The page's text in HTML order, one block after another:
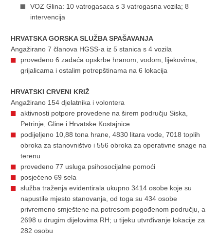
VOZ Glina: 10 vatrogasaca s 3 vatrogasna vozila; 8
intervencija
HRVATSKA GORSKA SLUŽBA SPAŠAVANJA
Angažirano 7 članova HGSS-a iz 5 stanica s 4 vozila
provedeno 6 zadaća opskrbe hranom, vodom, lijekovima,
grijalicama i ostalim potrepštinama na 6 lokacija
HRVATSKI CRVENI KRIŽ
Angažirano 154 djelatnika i volontera
aktivnosti potpore provedene na širem području Siska,
Petrinje, Gline i Hrvatske Kostajnice
podijeljeno 10,88 tona hrane, 4830 litara vode, 7018 toplih
obroka za stanovništvo i 556 obroka za operativne snage na
terenu
provedeno 77 usluga psihosocijalne pomoći
posjećeno 69 sela
služba traženja evidentirala ukupno 3414 osobe koje su
napustile mjesto stanovanja, od toga su 434 osobe
privremeno smještene na potresom pogođenom području, a
2698 u drugim dijelovima RH; u tijeku utvrđivanje lokacije za
282 osobu